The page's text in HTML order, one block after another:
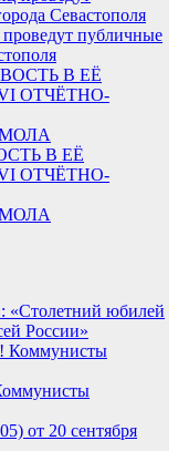
публичные
В ЕЁ
ОТЧЁТНО-
«Столетний юбилей
России»